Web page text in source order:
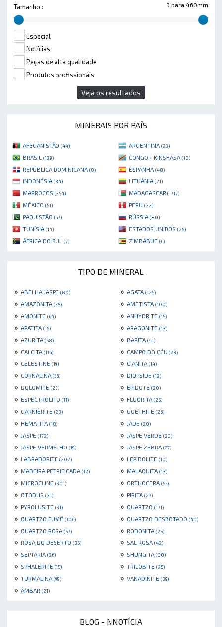
0 para 460mm
Tamanho :
Especial
Notícias
Peças de alta qualidade
Produtos profissionais
Veja os resultados
MINERAIS POR PAÍS
AFEGANISTÃO (44) ARGENTINA (23)
BRASIL (129) CONGO - KINSHASA (18)
REPÚBLICA DOMINICANA (8) ESPANHA (48)
INDONÉSIA (84) LITUÂNIA (21)
MARROCOS (354) MADAGASCAR (1717)
MÉXICO (51) PERU (32)
PAQUISTÃO (67) RÚSSIA (80)
TUNÍSIA (14) ESTADOS UNIDOS (25)
ÁFRICA DO SUL (7) ZIMBÁBUE (6)
TIPO DE MINERAL
» ABELHA JASPE (80) » AGATA (125)
» AMAZONITA (35) » AMETISTA (100)
» AMONITE (64) » ANHYDRITE (15)
» APATITA (15) » ARAGONITE (13)
» AZURITA (58) » BARITA (41)
» CALCITA (116) » CAMPO DO CÉU (23)
» CELESTINE (19) » CIANITA (14)
» CORNALINA (56) » DIOPSIDE (12)
» DOLOMITE (23) » EPIDOTE (20)
» ESPECTRÓLITO (11) » FLUORITA (25)
» GARNIÈRITE (23) » GOETHITE (26)
» HEMATITA (18) » JADE (20)
» JASPE (172) » JASPE VERDE (20)
» JASPE VERMELHO (19) » JASPE ZEBRA (27)
» LABRADORITE (202) » LEPIDOLITE (10)
» MADEIRA PETRIFICADA (12) » MALAQUITA (13)
» MICROCLINE (301) » ORTHOCERA (55)
» OTODUS (31) » PIRITA (27)
» PYROLUSITE (31) » QUARTZO (171)
» QUARTZO FUMÊ (106) » QUARTZO DESBOTADO (40)
» QUARTZO ROSA (57) » RODONITA (25)
» ROSA DO DESERTO (35) » SAL ROSA (42)
» SEPTARIA (26) » SHUNGITA (80)
» SPHALERITE (15) » TRILOBITE (25)
» TURMALINA (99) » VANADINITE (39)
» ÂMBAR (21)
BLOG - NNOTÍCIA